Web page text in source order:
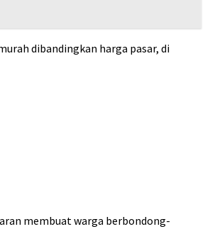
dibandingkan harga pasar, di
membuat warga berbondong-